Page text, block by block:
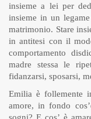
insieme a lei per
insieme in un
matrimonio. Stare
in antitesi con il
comportamento
madre stessa le
fidanzarsi, sposarsi,
Emilia è follemente
amore, in fondo